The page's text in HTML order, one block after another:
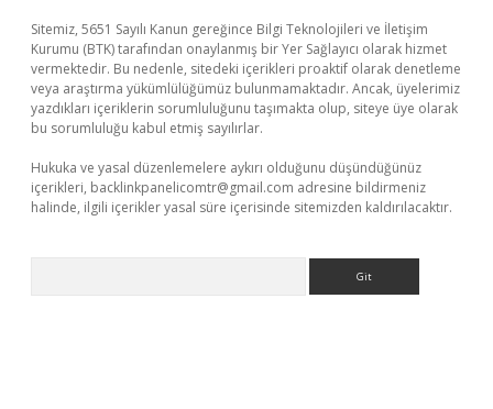
Sitemiz, 5651 Sayılı Kanun gereğince Bilgi Teknolojileri ve İletişim
Kurumu (BTK) tarafından onaylanmış bir Yer Sağlayıcı olarak hizmet
vermektedir. Bu nedenle, sitedeki içerikleri proaktif olarak denetleme
veya araştırma yükümlülüğümüz bulunmamaktadır. Ancak, üyelerimiz
yazdıkları içeriklerin sorumluluğunu taşımakta olup, siteye üye olarak
bu sorumluluğu kabul etmiş sayılırlar.
Hukuka ve yasal düzenlemelere aykırı olduğunu düşündüğünüz
içerikleri, backlinkpanelicomtr@gmail.com adresine bildirmeniz
halinde, ilgili içerikler yasal süre içerisinde sitemizden kaldırılacaktır.